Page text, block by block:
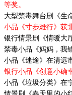
等奖。
大型禁毒舞台剧《生
小品《寸步难行》获
银行情景剧《情暖大
禁毒小品《妈妈，我
小品《迷途》在清远
银行小品《创意小确
小品《垃圾分类》在